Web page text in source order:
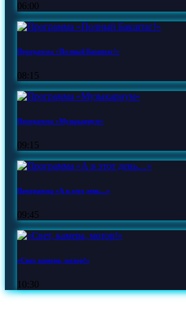
06:00
Программа «Полный Бакштаг!»
08:15
Программа «Музыкариум»
09:15
Программа «А в этот день…»
09:45
«Свет, камера, мотор!»
10:30